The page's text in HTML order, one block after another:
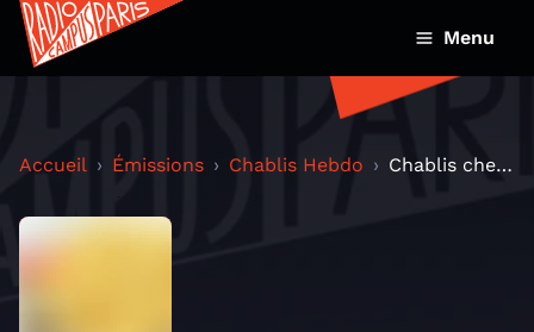
Menu
Accueil Émissions Chablis Hebdo Chablis chez les macaronis